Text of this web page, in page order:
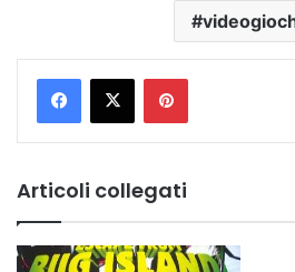
Pinterest
Articoli collegati